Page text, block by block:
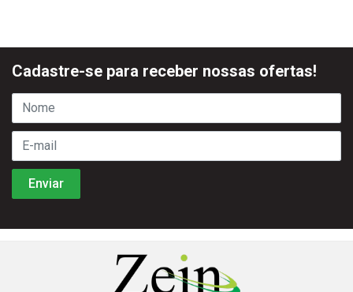
Cadastre-se para receber nossas ofertas!